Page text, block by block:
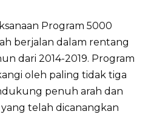
Program 5000
berjalan dalam rentang
dari 2014-2019. Program
oleh paling tidak tiga
penuh arah dan
telah dicanangkan